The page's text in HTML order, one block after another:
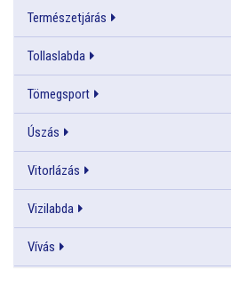
Természetjárás
Tollaslabda
Tömegsport
Úszás
Vitorlázás
Vizilabda
Vívás